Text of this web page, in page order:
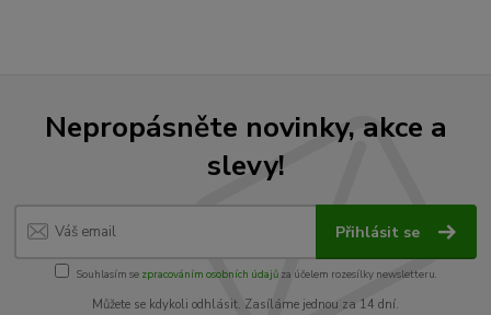
Nepropásněte novinky, akce a
slevy!
Přihlásit se
Souhlasím se zpracováním osobních údajůza účelem rozesílky newsletteru.
Můžete se kdykoli odhlásit. Zasíláme jednou za 14 dní.